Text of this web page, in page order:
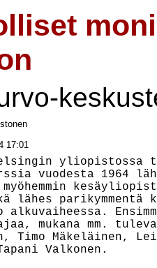
17:01
yliopistossa
vuodesta 1964
lähes parikymmentä
alkuvaiheessa.
mukana mm.
Timo Mäkeläinen,
Valkonen.